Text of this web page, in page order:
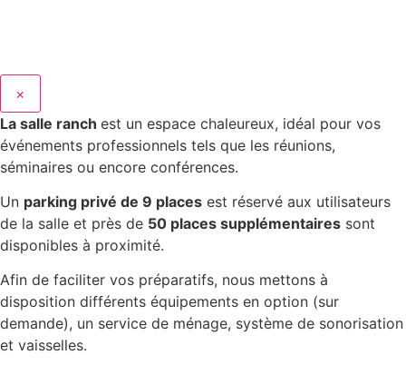
×
La salle ranch est un espace chaleureux, idéal pour vos
événements professionnels tels que les réunions,
séminaires ou encore conférences.
Un parking privé de 9 places est réservé aux utilisateurs
de la salle et près de 50 places supplémentaires sont
disponibles à proximité.
Afin de faciliter vos préparatifs, nous mettons à
disposition différents équipements en option (sur
demande), un service de ménage, système de sonorisation
et vaisselles.